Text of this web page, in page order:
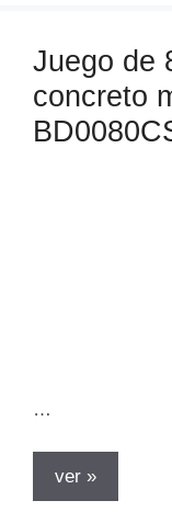
r
í
a
Juego de
concreto
…
ver »